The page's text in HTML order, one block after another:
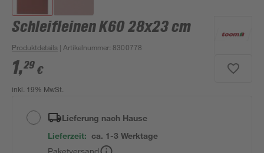
Schleifleinen K60 28x23 cm
Produktdetails | Artikelnummer: 8300778
1,29 €
inkl. 19% MwSt.
Lieferung nach Hause
Lieferzeit: ca. 1-3 Werktage
Paketversand